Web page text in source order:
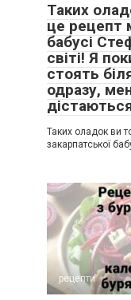
Таких
це рецепт
бабусі
світі! Я
стоять
одразу,
Таких оладок ви
закарпатської
рецепти